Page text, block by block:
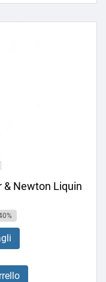
& Newton Liquin